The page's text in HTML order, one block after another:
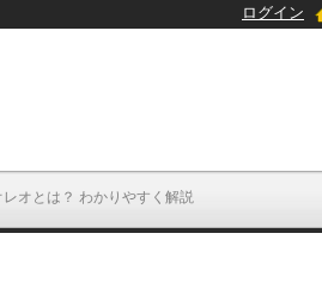
レオとは？ わかりやすく解説
ログイン